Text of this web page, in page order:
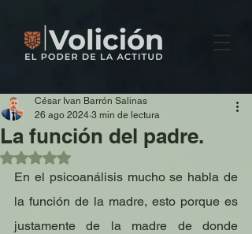
La función del padre.
César Ivan Barrón Salinas
26 ago 2024 3 min de lectura
Obtuvo NaN de 5 estrellas.
En el psicoanálisis mucho se habla de
la función de la madre, esto porque es
justamente de la madre de donde